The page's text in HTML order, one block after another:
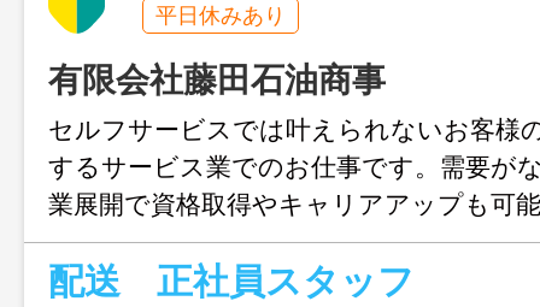
平日休みあり
有限会社藤田石油商事
セルフサービスでは叶えられないお客様
するサービス業でのお仕事です。需要が
業展開で資格取得やキャリアアップも可
ないエネルギーの供給で地域に貢献して
職場見学も随時お待ちしております！
配送 正社員スタッフ